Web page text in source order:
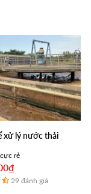
xử lý nước thải
rẻ
29 đánh giá